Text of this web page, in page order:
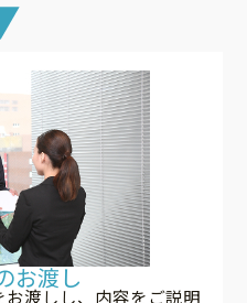
お渡し
渡しし、内容をご説明